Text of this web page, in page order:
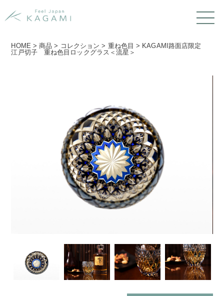
HOME >商品 > コレクション > 重ね色目 > KAGAMI路面店限定
江戸切子 重ね色目ロックグラス＜流星＞